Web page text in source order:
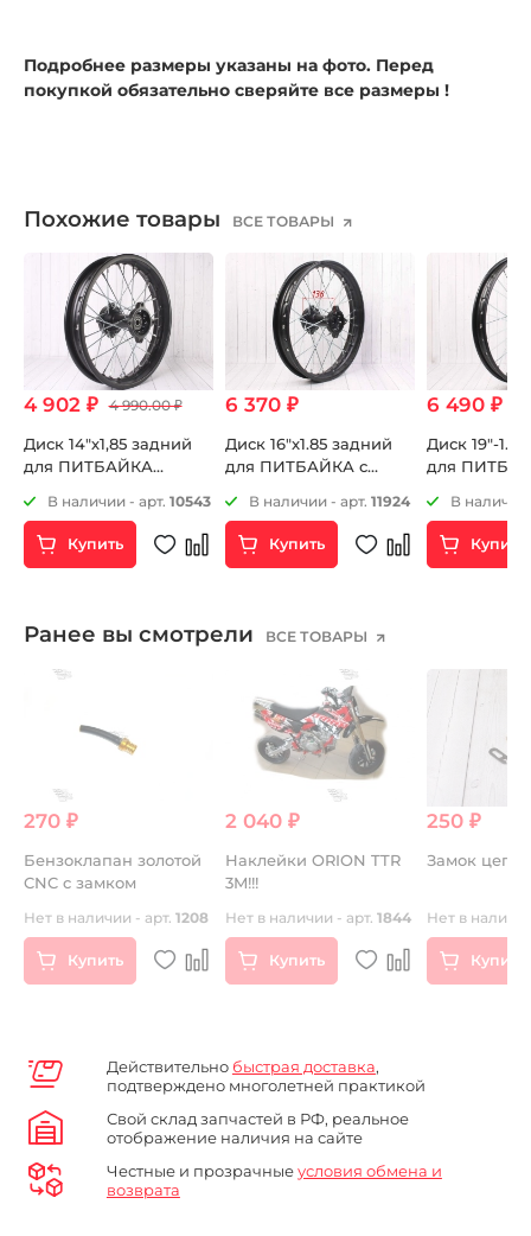
Подробнее размеры указаны на фото. Перед
покупкой обязательно сверяйте все размеры !
Похожие товары ВСЕ ТОВАРЫ
4 902 ₽ 4 990.00 ₽
Диск 14"х1,85 задний
для ПИТБАЙКА
В наличии - арт. 10543
Купить
6 370 ₽
Диск 16"x1.85 задний
для ПИТБАЙКА с
В наличии - арт. 11924
Купить
6 490 ₽
Диск 19"-1.6
для
В наличии
Купить
Ранее вы смотрели ВСЕ ТОВАРЫ
270 ₽
Бензоклапан золотой
CNC c замком
Нет в наличии - арт. 1208
Купить
2 040 ₽
Наклейки ORION TTR
3M!!!
Нет в наличии - арт. 1844
Купить
250 ₽
Замок цепи
Нет в
Купить
Действительно быстрая доставка,
подтверждено многолетней практикой
Свой склад запчастей в РФ, реальное
отображение наличия на сайте
Честные и прозрачныеусловия обмена и
возврата